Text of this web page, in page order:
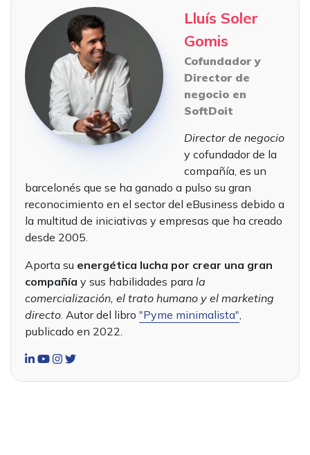
Lluís Soler
Gomis
Cofundador y
Director de
negocio en
SoftDoit
Director de negocio
y cofundador de la
compañía, es un
barcelonés que se ha ganado a pulso su gran
reconocimiento en el sector del eBusiness debido a
la multitud de iniciativas y empresas que ha creado
desde 2005.
Aporta su energética lucha por crear una gran
compañía y sus habilidades para la
comercialización, el trato humano y el marketing
directo. Autor del libro "Pyme minimalista",
publicado en 2022.